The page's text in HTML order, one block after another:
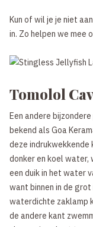
Kun of wil je je niet
in. Zo helpen we mee
Tomolol
Een andere
bekend als Goa
deze
donker en koel
een duik in het water
want binnen in de
waterdichte zaklamp
de andere kant